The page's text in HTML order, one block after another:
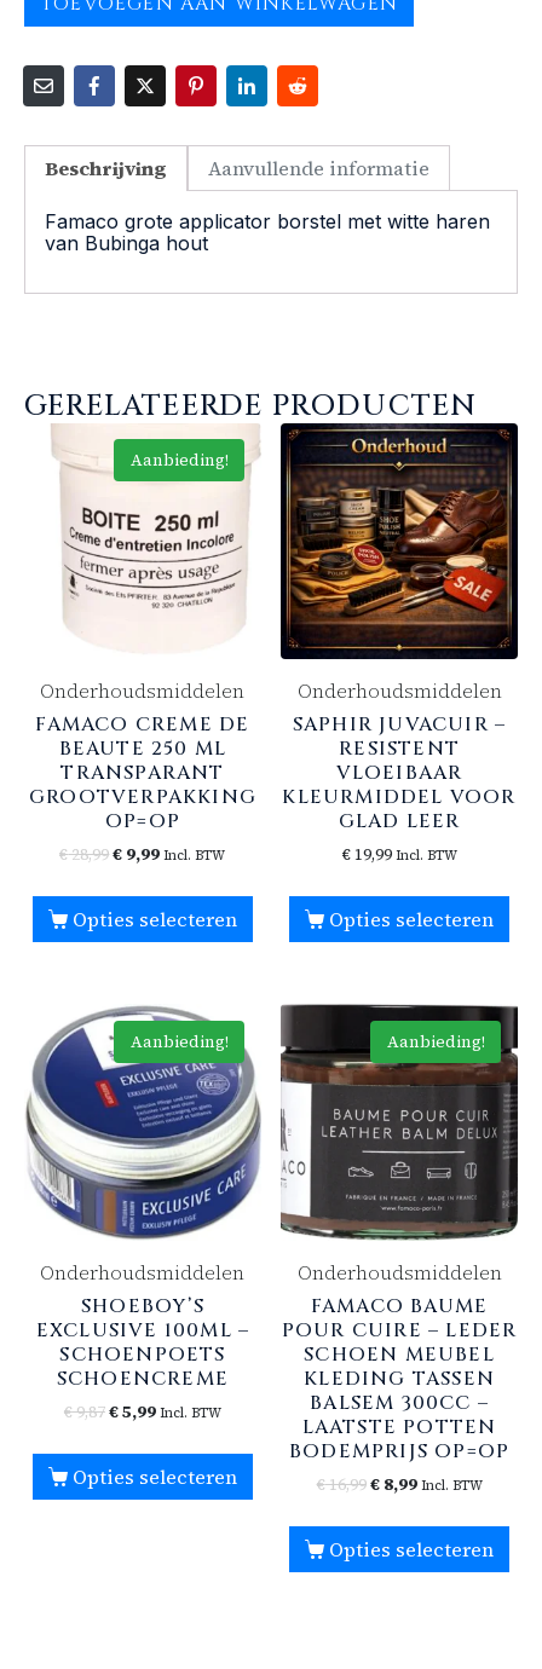
Beschrijving Aanvullende informatie
Famaco grote applicator borstel met witte haren
van Bubinga hout
GERELATEERDE PRODUCTEN
Aanbieding!
Onderhoudsmiddelen
FAMACO CREME DE
BEAUTE 250 ML
TRANSPARANT
GROOTVERPAKKING
OP=OP
€28,99€ 9,99 Incl. BTW
Opties selecteren
Onderhoudsmiddelen
SAPHIR JUVACUIR –
RESISTENT
VLOEIBAAR
KLEURMIDDEL VOOR
GLAD LEER
€19,99 Incl. BTW
Opties selecteren
Aanbieding!
Onderhoudsmiddelen
SHOEBOY’S
EXCLUSIVE 100ML –
SCHOENPOETS
SCHOENCREME
€9,87€5,99 Incl. BTW
Opties selecteren
Aanbieding!
Onderhoudsmiddelen
FAMACO BAUME
POUR CUIRE – LEDER
SCHOEN MEUBEL
KLEDING TASSEN
BALSEM 300CC –
LAATSTE POTTEN
BODEMPRIJS OP=OP
€16,99€8,99 Incl. BTW
Opties selecteren